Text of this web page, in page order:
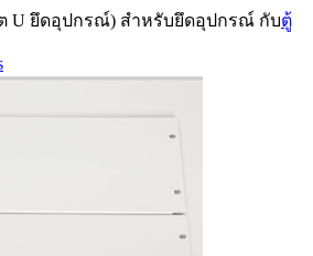
U ยึดอุปกรณ์) สำหรับยึดอุปกรณ์ กับตู้